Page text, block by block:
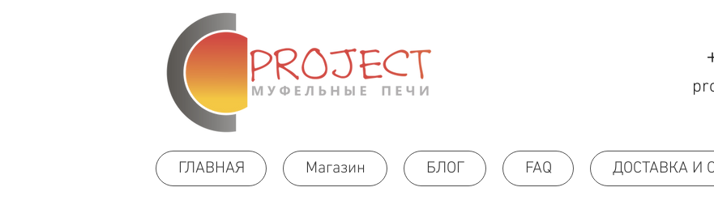
ГЛАВНАЯ Магазин БЛОГ FAQ ДОСТАВКА И